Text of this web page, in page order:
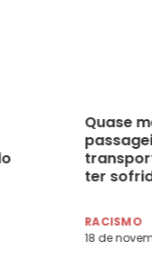
Quase
ter
RACISMO
18 de